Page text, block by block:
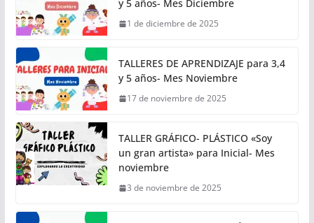
y 5 años- Mes Diciembre
1 de diciembre de 2025
TALLERES DE APRENDIZAJE para 3,4
y 5 años- Mes Noviembre
17 de noviembre de 2025
TALLER GRÁFICO- PLÁSTICO «Soy
un gran artista» para Inicial- Mes
noviembre
3 de noviembre de 2025